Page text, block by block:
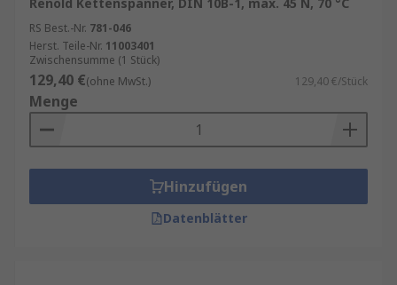
RS Best.-Nr. 781-046
Herst. Teile-Nr. 11003401
Zwischensumme (1 Stück)
129,40 €(ohne MwSt.) 129,40 €/Stück
Menge
Hinzufügen
Datenblätter